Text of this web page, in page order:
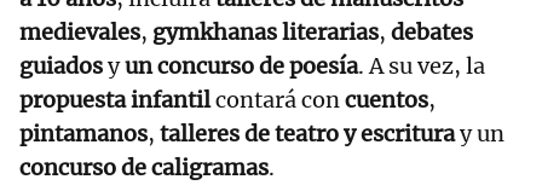
medievales, gymkhanas literarias, debates
guiadosyun concurso de poesía. A su vez, la
propuesta infantilcontará concuentos,
pintamanos, talleres de teatro y escrituray un
concurso de caligramas.